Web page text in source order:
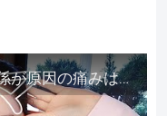
【知らないと苦しむ】人間関係が原因の痛みはトラウマ解除が必須。病院に行っても原因不明で治らない不調はこれをしてからケアしてみてください。